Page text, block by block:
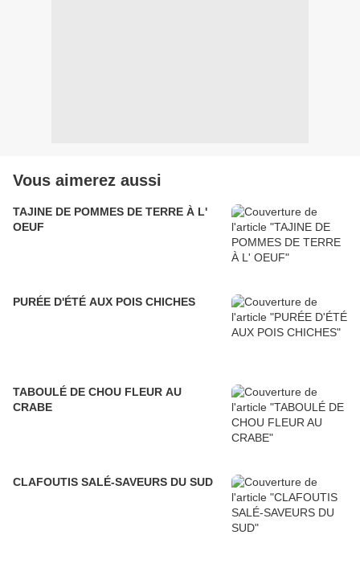
Vous aimerez aussi
TAJINE DE POMMES DE TERRE À L'
OEUF
PURÉE D'ÉTÉ AUX POIS CHICHES
TABOULÉ DE CHOU FLEUR AU
CRABE
CLAFOUTIS SALÉ-SAVEURS DU SUD